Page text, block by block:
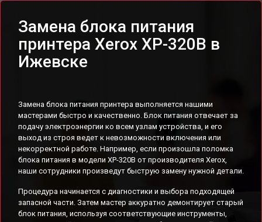
Замена блока питания
принтера Xerox XP-320B в
Ижевске
Замена блока питания принтера выполняется нашими
мастерами быстро и качественно. Блок питания отвечает за
подачу электроэнергии ко всем узлам устройства, и его
выход из строя ведет к невозможности включения или
некорректной работе. Например, если произошла поломка
блока питания в модели XP-320B от производителя Xerox,
наши сотрудники произведут быструю замену нужной детали.
Процедура начинается с диагностики и выбора подходящей
запасной части. Затем мастер аккуратно демонтирует старый
блок питания, используя соответствующие инструменты,